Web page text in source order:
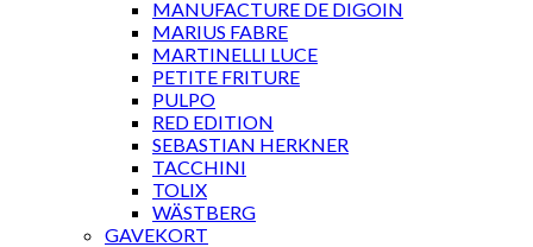
MANUFACTURE DE DIGOIN
MARIUS FABRE
MARTINELLI LUCE
PETITE FRITURE
PULPO
RED EDITION
SEBASTIAN HERKNER
TACCHINI
TOLIX
WÄSTBERG
GAVEKORT